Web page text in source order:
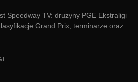
Speedway TV: drużyny PGE Ekstraligi
Grand Prix, terminarze oraz